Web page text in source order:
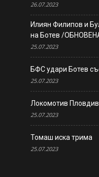
26.07.2023
Илиян Филипов и
на Ботев /
25.07.2023
БФС удари Ботев
25.07.2023
Локомотив Пловдив
25.07.2023
Томаш иска трима
25.07.2023